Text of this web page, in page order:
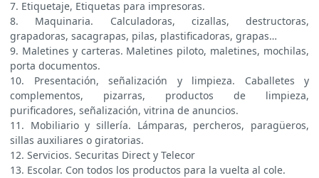
7. Etiquetaje, Etiquetas para impresoras.
8. Maquinaria. Calculadoras, cizallas, destructoras,
grapadoras, sacagrapas, pilas, plastificadoras, grapas…
9. Maletines y carteras. Maletines piloto, maletines, mochilas,
porta documentos.
10. Presentación, señalización y limpieza. Caballetes y
complementos, pizarras, productos de limpieza,
purificadores, señalización, vitrina de anuncios.
11. Mobiliario y sillería. Lámparas, percheros, paragüeros,
sillas auxiliares o giratorias.
12. Servicios. Securitas Direct y Telecor
13. Escolar. Con todos los productos para la vuelta al cole.